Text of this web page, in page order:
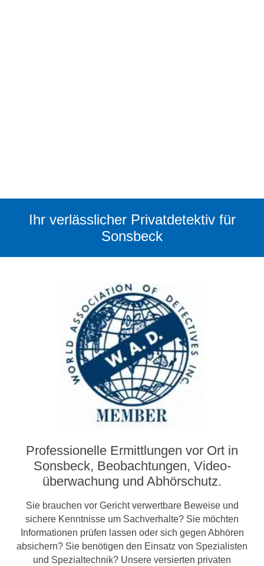
Ihr verlässlicher Privatdetektiv für
Sonsbeck
Professionelle Ermittlungen vor Ort in
Sonsbeck, Beobachtungen, Video­­
überwachung und Abhörschutz.
Sie brauchen vor Gericht verwertbare Beweise und
sichere Kenntnisse um Sachverhalte? Sie möchten
Informationen prüfen lassen oder sich gegen Abhören
absichern? Sie benötigen den Einsatz von Spezialisten
und Spezialtechnik? Unsere versierten privaten